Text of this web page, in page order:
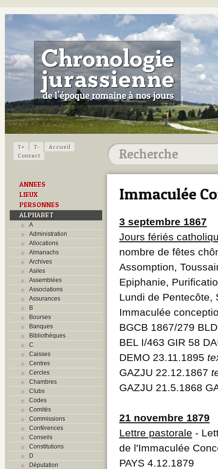
T+ T-
Accueil
Contact
ANNEES
LIEUX
PERSONNES
ALPHABET
A
Administration
Allocations
Almanachs
Archives
Asiles
Assemblées
Associations
Assurances
B
Bourses
Banques
Bibliothèques
C
Caisses
Centres
Cercles
Chambres
Clubs
Codes
Comités
Commissions
Conférences
Conseils
Constitutions
D
Députation
Immaculée
3 septembre 1867
Jours fériés
nombre de fêtes
Assomption,
Epiphanie,
Lundi de Pentecôte,
Immaculée
BGCB 1867/279
BEL I/463 GIR 58
DEMO 23.11.1895
GAZJU 22.12.1867
GAZJU 21.5.1868
21 novembre 1879
Lettre pastorale -
de l'Immaculée
PAYS 4.12.1879